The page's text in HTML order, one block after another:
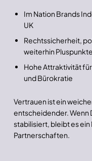
Im Nation Brands
UK
Rechtssicherheit,
weiterhin
Hohe Attraktivität
und Bürokratie
Vertrauen ist ein
entscheidender. Wenn
stabilisiert, bleibt es ein
Partnerschaften.